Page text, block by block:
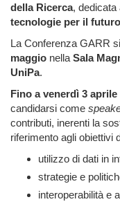
della Ricerca, dedicata
tecnologie per il futuro
La Conferenza GARR
maggio nellaSala
UniPa.
Fino a venerdì 3 aprile
candidarsi come
contributi, inerenti la
riferimento agli obiettivi
utilizzo di dati in
strategie e
interoperabilità e